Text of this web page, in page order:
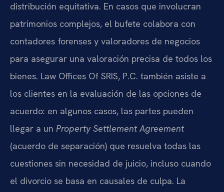
distribución equitativa. En casos que involucran
patrimonios complejos, el bufete colabora con
contadores forenses y valoradores de negocios
para asegurar una valoración precisa de todos los
bienes. Law Offices Of SRIS, P.C. también asiste a
los clientes en la evaluación de las opciones de
acuerdo: en algunos casos, las partes pueden
llegar a un Property Settlement Agreement
(acuerdo de separación) que resuelva todas las
cuestiones sin necesidad de juicio, incluso cuando
el divorcio se basa en causales de culpa. La